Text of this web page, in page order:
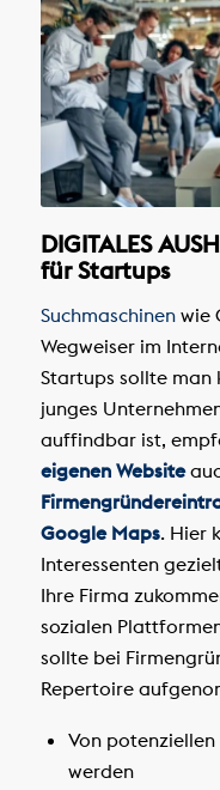
DIGITALES
für Startups
Suchmaschinenwie
Wegweiser im
Startups sollte man
junges
auffindbar ist,
eigenen Website
Google Maps. Hier
Interessenten
Ihre Firma
sozialen
sollte bei
Repertoire
Von
werden